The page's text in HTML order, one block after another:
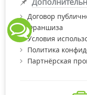
Договор
Франшиза
Условия
Политика
Партнёрская